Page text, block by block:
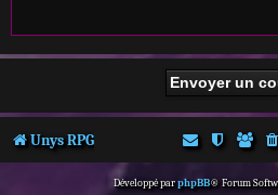
Unys RPG
Développé parphpBB® Forum